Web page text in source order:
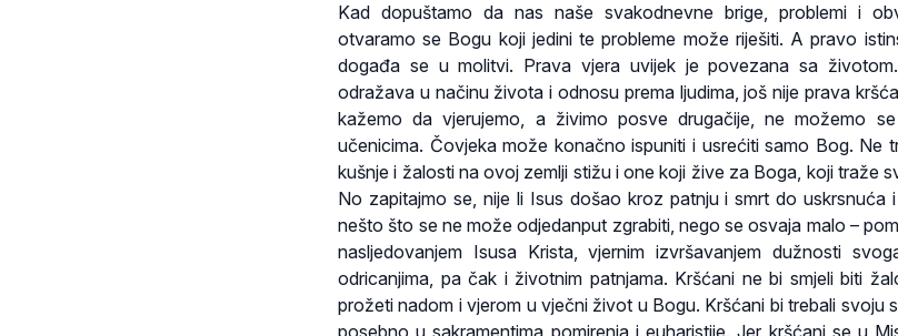
Kad dopuštamo da nas naše svakodnevne brige, problemi i
otvaramo se Bogu koji jedini te probleme može riješiti. A pravo
događa se u molitvi. Prava vjera uvijek je povezana sa
odražava u načinu života i odnosu prema ljudima, još nije prava
kažemo da vjerujemo, a živimo posve drugačije, ne možemo
učenicima. Čovjeka može konačno ispuniti i usrećiti samo Bog. Ne
kušnje i žalosti na ovoj zemlji stižu i one koji žive za Boga, koji traže
No zapitajmo se, nije li Isus došao kroz patnju i smrt do uskrsnuća
nešto što se ne može odjedanput zgrabiti, nego se osvaja malo –
nasljedovanjem Isusa Krista, vjernim izvršavanjem dužnosti
odricanjima, pa čak i životnim patnjama. Kršćani ne bi smjeli biti
prožeti nadom i vjerom u vječni život u Bogu. Kršćani bi trebali svoju